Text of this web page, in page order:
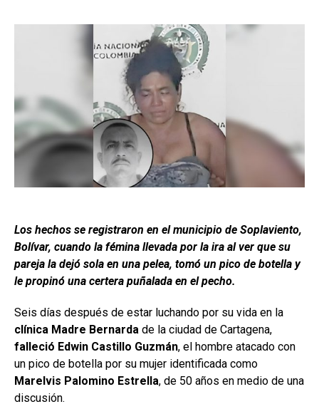
Los hechos se registraron en el municipio de Soplaviento,
Bolívar, cuando la fémina llevada por la ira al ver que su
pareja la dejó sola en una pelea, tomó un pico de botella y
le propinó una certera puñalada en el pecho.
Seis días después de estar luchando por su vida en la
clínica Madre Bernarda de la ciudad de Cartagena,
falleció Edwin Castillo Guzmán, el hombre atacado con
un pico de botella por su mujer identificada como
Marelvis Palomino Estrella, de 50 años en medio de una
discusión.